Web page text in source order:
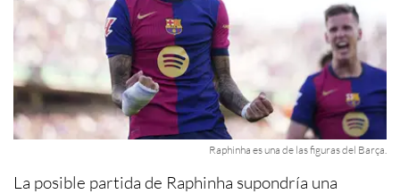
Raphinha es una de las figuras del Barça.
La posible partida de Raphinha supondría una